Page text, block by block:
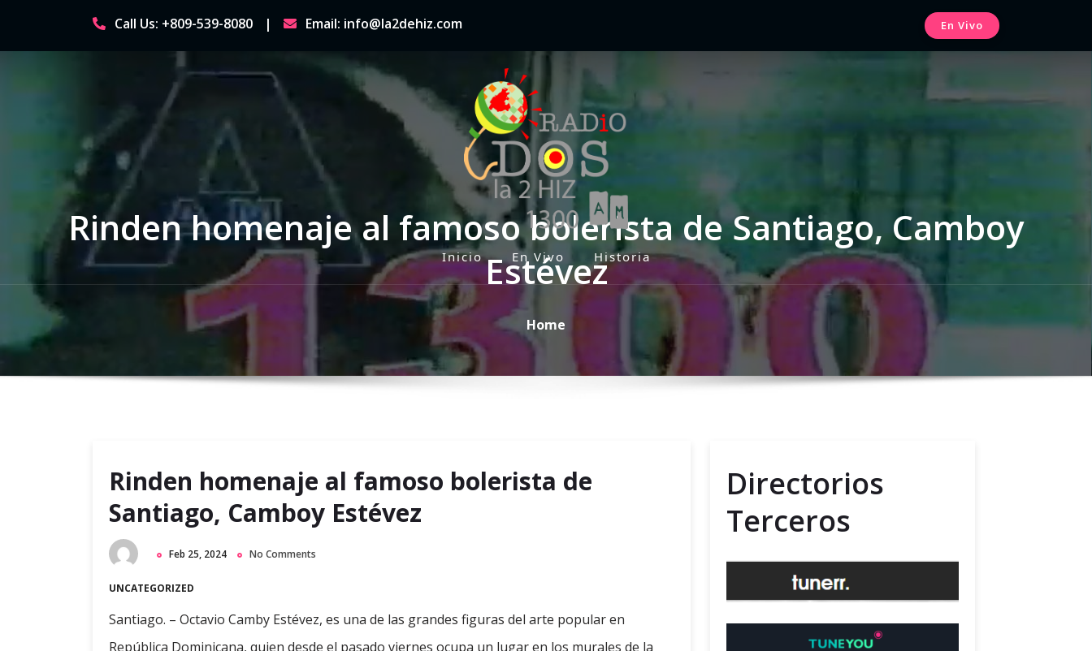
content
Call Us: +809-539-8080 Email: info@la2dehiz.com En Vivo
P
r
i
a
r
u
Inicio En Vivo Historia
Rinden homenaje al famoso bolerista de Santiago, Camboy
Estévez
Home
Rinden homenaje al famoso bolerista de
Santiago, Camboy Estévez
Feb 25, 2024 No Comments
UNCATEGORIZED
Santiago. – Octavio Camby Estévez, es una de las grandes figuras del arte popular en
República Dominicana, quien desde el pasado viernes ocupa un lugar en los murales de la
Directorios
Terceros